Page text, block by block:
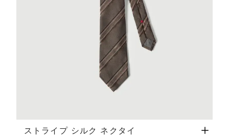
ストライプ シルク ネクタイ ヘーゼルナッツ
ストライプ シルク ネクタイ